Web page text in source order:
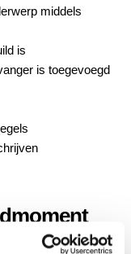
middels
is
is toegevoegd
te versturen?